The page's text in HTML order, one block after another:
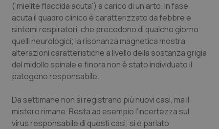
Campania
Emilia-Romagna
Friuli Venezia Giulia
Lazio
Liguria
Car-T
Colesterolo & coronaropatie
Dermatite Atopica
Diabete & glucometri
Disturbi dell’umore
(‘mielite flaccida acuta’) a carico di un arto. In fase
acuta il quadro clinico è caratterizzato da febbre e
sintomi respiratori, che precedono di qualche giorno
quelli neurologici; la risonanza magnetica mostra
alterazioni caratteristiche a livello della sostanza grigia
del midollo spinale e finora non è stato individuato il
patogeno responsabile.
Da settimane non si registrano più nuovi casi, ma il
mistero rimane. Resta ad esempio l’incertezza sul
virus responsabile di questi casi; si è parlato